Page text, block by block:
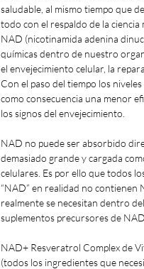
saludable, al mismo tiempo que
todo con el respaldo de la ciencia
NAD (nicotinamida adenina
químicas dentro de nuestro
el envejecimiento celular, la
Con el paso del tiempo los
como consecuencia una menor
los signos del envejecimiento.
NAD no puede ser absorbido
demasiado grande y cargada
celulares. Es por ello que todos
“NAD” en realidad no contienen
realmente se necesitan dentro
suplementos precursores de NAD.
NAD+ Resveratrol Complex de
(todos los ingredientes que